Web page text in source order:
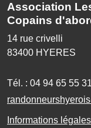
Association
Copains
14 rue crivelli
83400 HYERES
Tél. : 04 94 65 55 31
Informations légales